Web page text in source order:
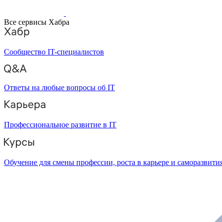
Все сервисы Хабра
Сообщество IT-специалистов
Ответы на любые вопросы об IT
Профессиональное развитие в IT
Обучение для смены профессии, роста в карьере и